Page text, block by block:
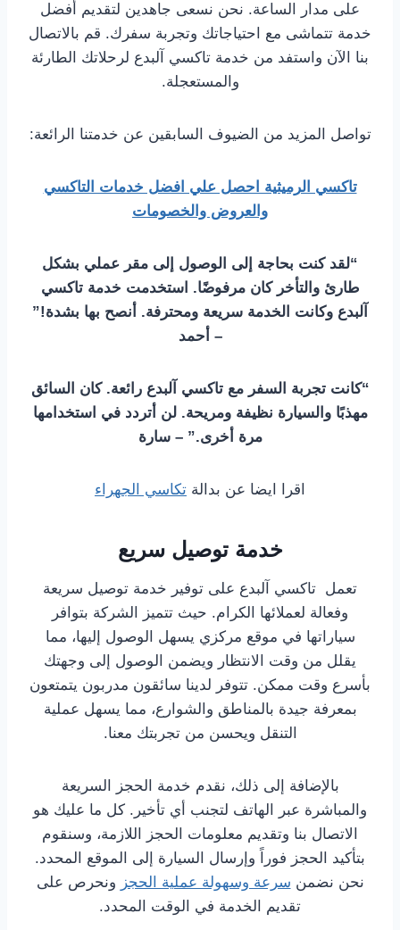
على مدار الساعة. نحن نسعى جاهدين لتقديم أفضل
خدمة تتماشى مع احتياجاتك وتجربة سفرك. قم بالاتصال
بنا الآن واستفد من خدمة تاكسي آلبدع لرحلاتك الطارئة
والمستعجلة.
تواصل المزيد من الضيوف السابقين عن خدمتنا الرائعة:
تاكسي الرميثية احصل علي افضل خدمات التاكسي
والعروض والخصومات
“لقد كنت بحاجة إلى الوصول إلى مقر عملي بشكل
طارئ والتأخر كان مرفوضًا. استخدمت خدمة تاكسي
آلبدع وكانت الخدمة سريعة ومحترفة. أنصح بها بشدة!”
– أحمد
“كانت تجربة السفر مع تاكسي آلبدع رائعة. كان السائق
مهذبًا والسيارة نظيفة ومريحة. لن أتردد في استخدامها
مرة أخرى.” – سارة
اقرا ايضا عن بدالة تكاسي الجهراء
خدمة توصيل سريع
تعمل تاكسي آلبدع على توفير خدمة توصيل سريعة
وفعالة لعملائها الكرام. حيث تتميز الشركة بتوافر
سياراتها في موقع مركزي يسهل الوصول إليها، مما
يقلل من وقت الانتظار ويضمن الوصول إلى وجهتك
بأسرع وقت ممكن. تتوفر لدينا سائقون مدربون يتمتعون
بمعرفة جيدة بالمناطق والشوارع، مما يسهل عملية
التنقل ويحسن من تجربتك معنا.
بالإضافة إلى ذلك، نقدم خدمة الحجز السريعة
والمباشرة عبر الهاتف لتجنب أي تأخير. كل ما عليك هو
الاتصال بنا وتقديم معلومات الحجز اللازمة، وسنقوم
بتأكيد الحجز فوراً وإرسال السيارة إلى الموقع المحدد.
نحن نضمن سرعة وسهولة عملية الحجز ونحرص على
تقديم الخدمة في الوقت المحدد.